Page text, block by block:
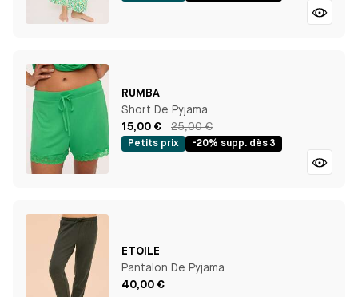
RUMBA
Short De Pyjama
15,00 €
25,00 €
Petits prix -20% supp. dès 3
ETOILE
Pantalon De Pyjama
40,00 €